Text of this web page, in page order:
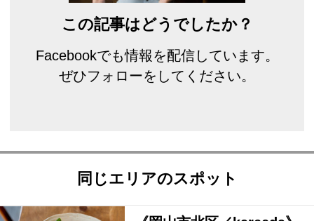
この記事はどうでしたか？
Facebookでも情報を配信しています。
ぜひフォローをしてください。
同じエリアのスポット